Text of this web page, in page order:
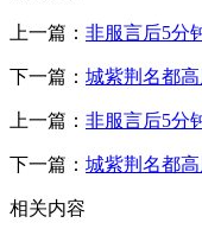
上一篇： 非服言后5分
下一篇： 城紫荆名都
上一篇： 非服言后5分
下一篇： 城紫荆名都
相关内容